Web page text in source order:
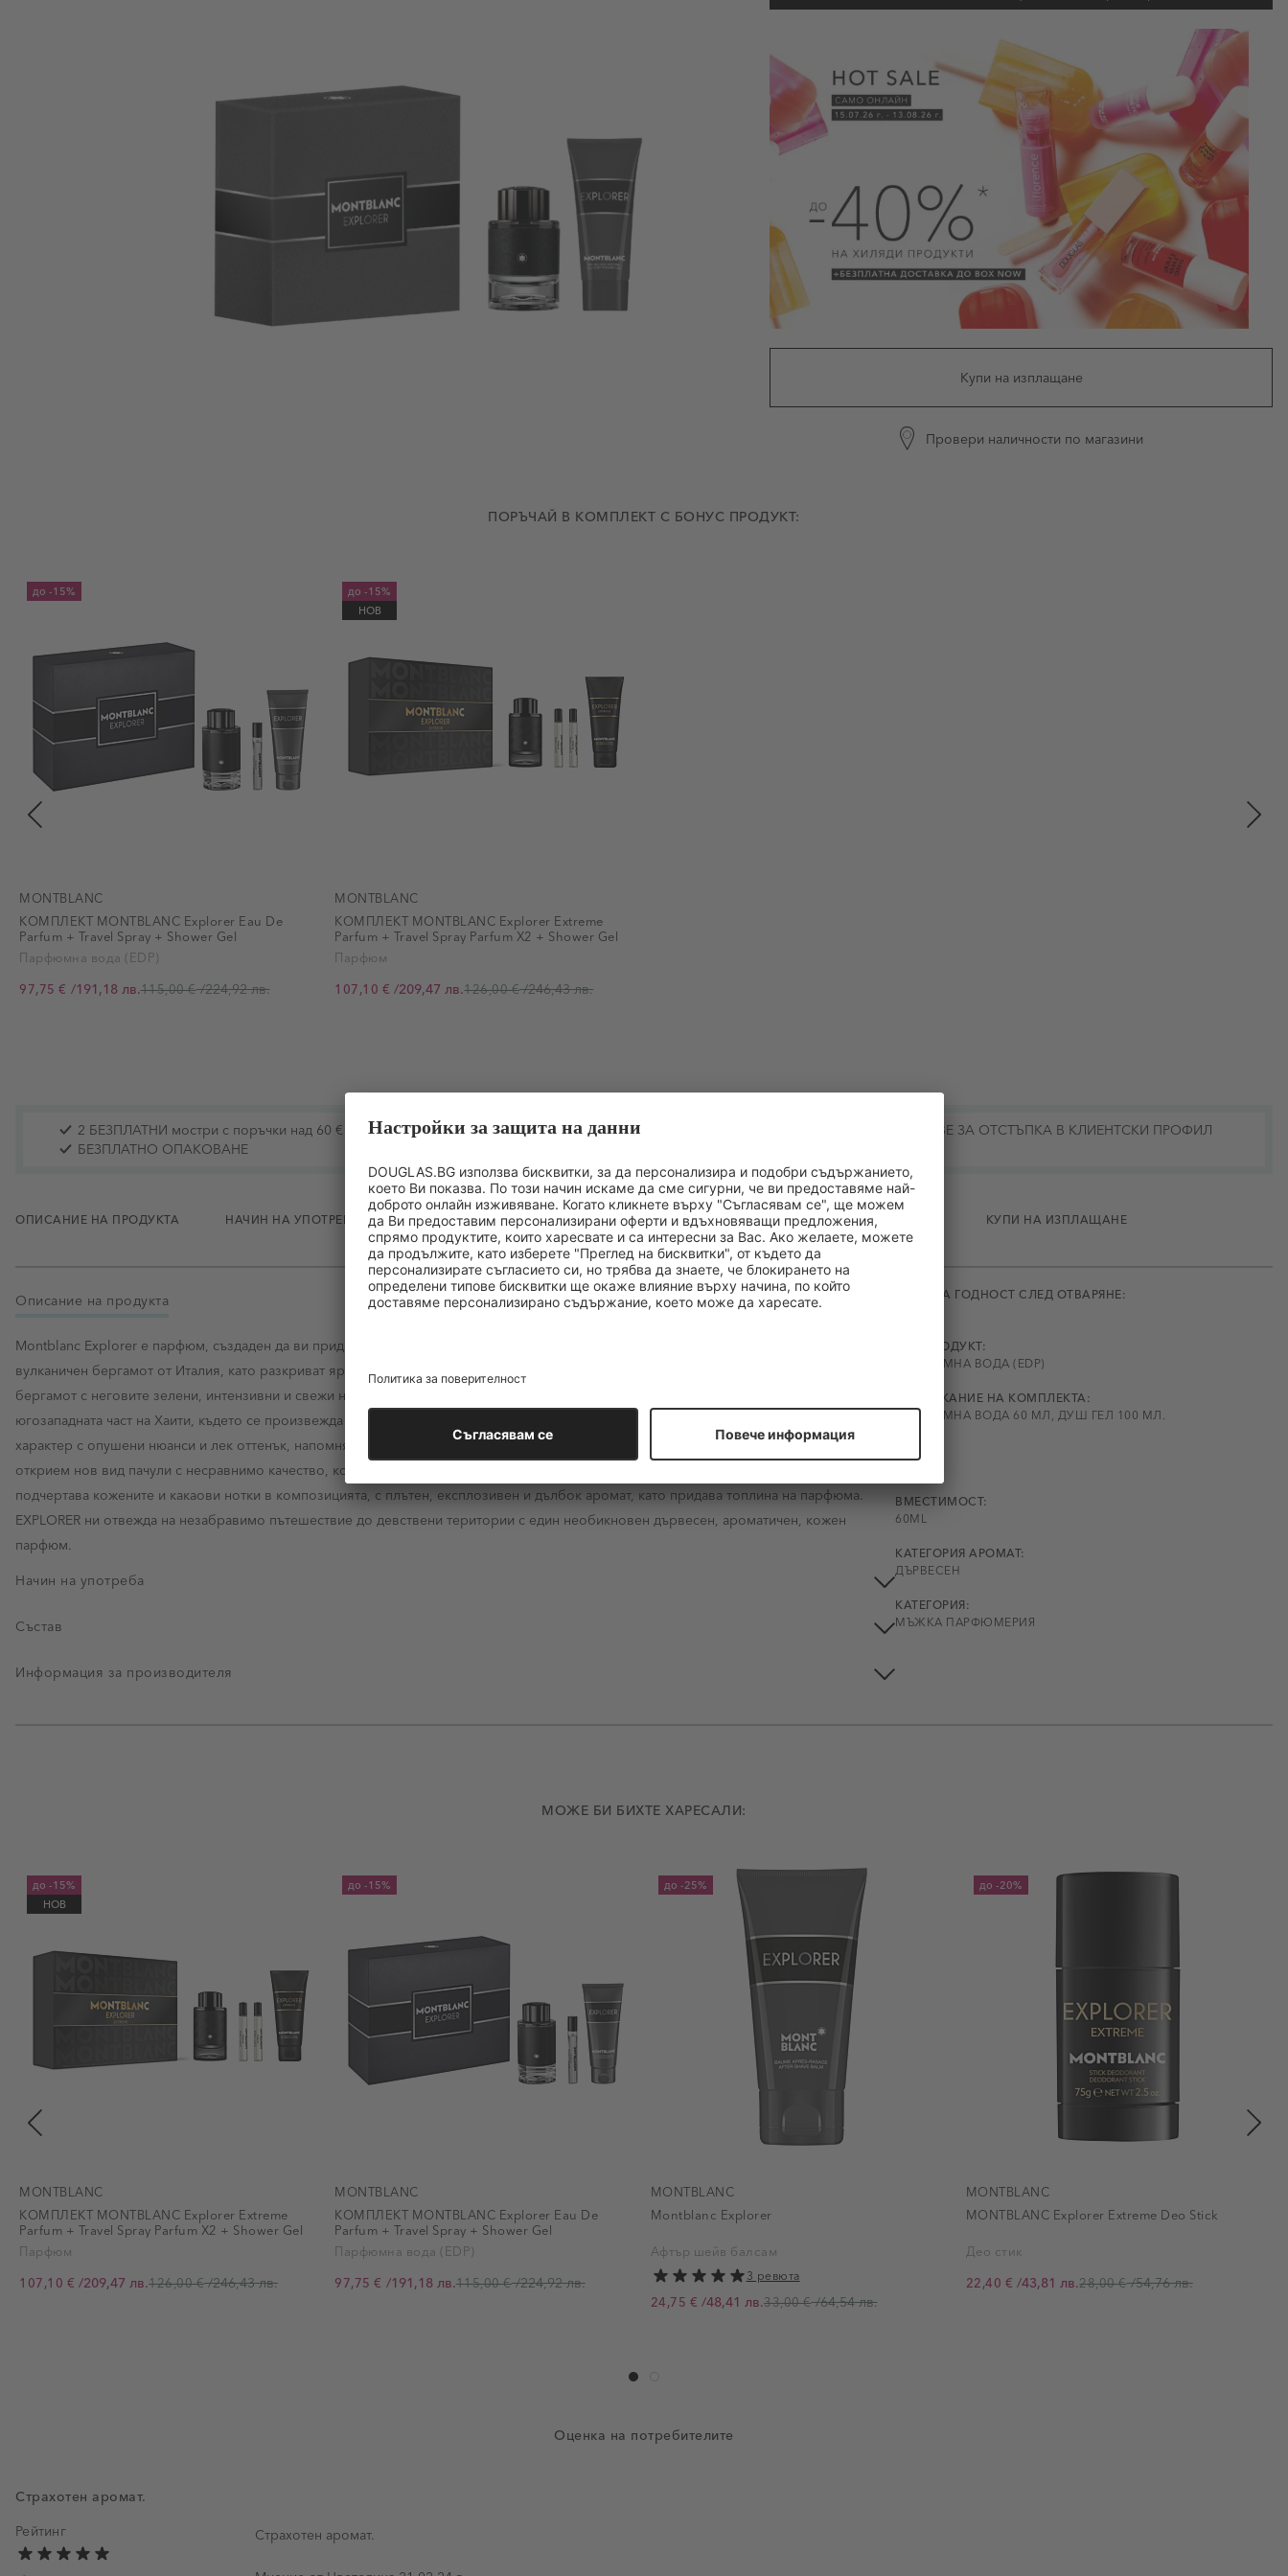
Купи на изплащане
Провери наличности по магазини
ПОРЪЧАЙ В КОМПЛЕКТ С БОНУС ПРОДУКТ:
до -15%
MONTBLANC
КОМПЛЕКТ MONTBLANC Explorer Eau De
Parfum + Travel Spray + Shower Gel
Парфюмна вода (EDP)
Промо цена
97,75 € /191,18 лв.115,00 €/224,92 лв.
до -15%
НОВ
MONTBLANC
КОМПЛЕКТ MONTBLANC Explorer Extreme
Parfum + Travel Spray Parfum X2 + Shower Gel
Парфюм
Промо цена
107,10 € /209,47 лв.126,00 €/246,43 лв.
2 БЕЗПЛАТНИ мостри с поръчки над 60 € / 117.35 лв. МНОЖЕСТВО ПОДАРЪЦИ С ПОКУПКА
КОДОВЕ ЗА ОТСТЪПКА В КЛИЕНТСКИ ПРОФИЛ
БЕЗПЛАТНО ОПАКОВАНЕ
ОПИСАНИЕ НА ПРОДУКТА НАЧИН НА УПОТРЕБА СЪСТАВ ИНФОРМАЦИЯ ЗА ПРОИЗВОДИТЕЛЯ ОЦЕНКА НА ПОТРЕБИТЕЛИ КУПИ НА ИЗПЛАЩАНЕ
СРОК НА ГОДНОСТ СЛЕД ОТВАРЯНЕ:
ТИП ПРОДУКТ:
ПАРФЮМНА ВОДА (EDP)
СЪДЪРЖАНИЕ НА КОМПЛЕКТА:
ПАРФЮМНА ВОДА 60 МЛ, ДУШ ГЕЛ 100 МЛ.
ВМЕСТИМОСТ:
60ML
КАТЕГОРИЯ АРОМАТ:
ДЪРВЕСЕН
КАТЕГОРИЯ:
МЪЖКА ПАРФЮМЕРИЯ
Описание на продукта
Montblanc Explorer е парфюм, създаден да ви придружава във всекидневните предизвикателства. Връхните нотки избухват с
вулканичен бергамот от Италия, като разкриват ярката, енергична и оптимистична страна на парфюмното сърце. Този специален
бергамот с неговите зелени, интензивни и свежи нотки събужда желание за пътешествие на юг. Сърдечните нотки ни отвеждат до
югозападната част на Хаити, където се произвежда най-изтънченият ветивер. Той гордо заявява своята мъжественост и харизматичен
характер с опушени нюанси и лек оттенък, напомнящ лешник. Финалната спирка ни отвежда в Индонезия, на остров Сулавеси, за да
открием нов вид пачули с несравнимо качество, което придава богат и комплексен характер на аромата. Това невероятно пачули
подчертава кожените и какаови нотки в композицията, с плътен, експлозивен и дълбок аромат, като придава топлина на парфюма.
EXPLORER ни отвежда на незабравимо пътешествие до девствени територии с един необикновен дървесен, ароматичен, кожен
парфюм.
Начин на употреба
Състав
Информация за производителя
МОЖЕ БИ БИХТЕ ХАРЕСАЛИ:
до -15%
НОВ
MONTBLANC
КОМПЛЕКТ MONTBLANC Explorer Extreme
Parfum + Travel Spray Parfum X2 + Shower Gel
Парфюм
Промо цена
107,10 € /209,47 лв.126,00 €/246,43 лв.
до -15%
MONTBLANC
КОМПЛЕКТ MONTBLANC Explorer Eau De
Parfum + Travel Spray + Shower Gel
Парфюмна вода (EDP)
Промо цена
97,75 € /191,18 лв.115,00 €/224,92 лв.
до -25%
MONTBLANC
Montblanc Explorer
Афтър шейв балсам
3 ревюта
Промо цена
24,75 € /48,41 лв.33,00 €/64,54 лв.
до -20%
MONTBLANC
MONTBLANC Explorer Extreme Deo Stick
Део стик
Промо цена
22,40 € /43,81 лв.28,00 €/54,76 лв.
Оценка на потребителите
Страхотен аромат.
Рейтинг
Страхотен аромат.